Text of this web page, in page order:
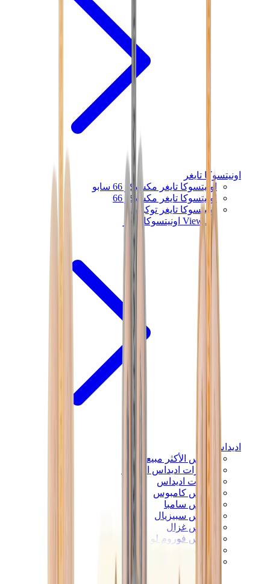
اونيتسوكا تايغر
اونيتسوكا تايغر مكسيكو 66 سابو
اونيتسوكا تايغر مكسيكو 66
اونيتسوكا تايغر توكوتن
View All اونيتسوكا تايغر
اديداس
اديداس الأكثر مبيعاً
إصدارات اديداس الجديدة
تعاونات اديداس
اديداس كامبوس
اديداس سامبا
اديداس سبيزيال
اديداس غزال
اديداس فوروم لو
ويلز بونر
اديداس